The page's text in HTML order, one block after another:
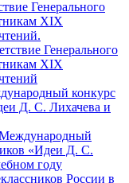
Генерального
XIX
Международный
«Идеи Д. С.
году